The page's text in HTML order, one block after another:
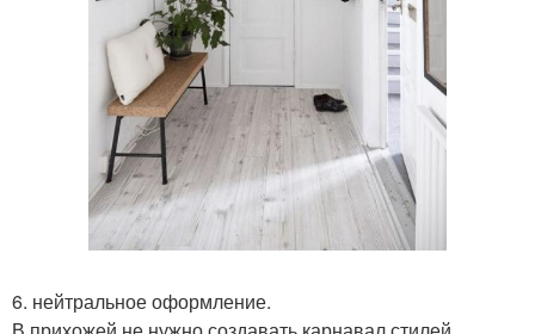
6. нейтральное оформление.